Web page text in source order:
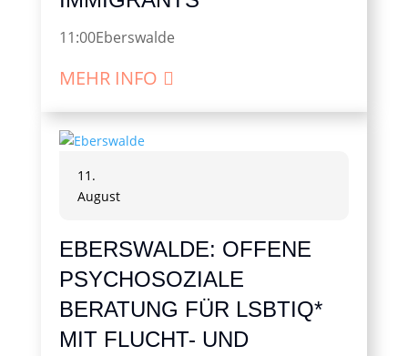
11:00Eberswalde
MEHR INFO
11.
August
EBERSWALDE: OFFENE
PSYCHOSOZIALE
BERATUNG FÜR LSBTIQ*
MIT FLUCHT- UND